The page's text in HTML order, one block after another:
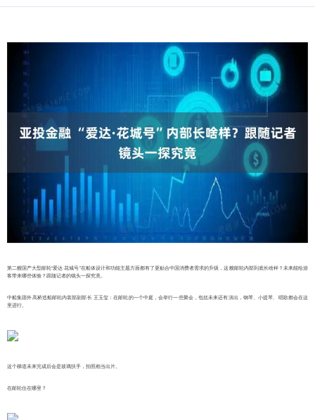
第二艘国产大型邮轮“爱达·花城号”在船体设计和功能主题方面都有了更贴合中国消费者需求的升级，这艘邮轮内部到底长啥样？未来能给游
客带来哪些体验？跟随记者的镜头一探究竟。
中船集团外高桥造船邮轮内装部副部长 王玉玺：在邮轮的一个中庭，会举行一些聚会，包括未来还有演出，钢琴、小提琴、唱歌都会在这
里进行。
这个梯道未来完成后会是玻璃扶手，拍照相当出片。
在邮轮住在哪里？